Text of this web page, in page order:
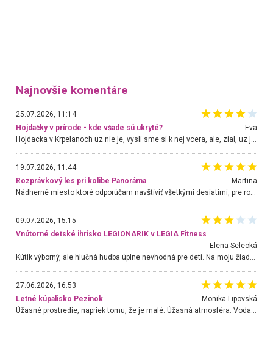
Najnovšie komentáre
25.07.2026, 11:14
Hojdačky v prírode - kde všade sú ukryté?
Eva
Hojdacka v Krpelanoch uz nie je, vysli sme si k nej vcera, ale, zial, uz je znicena. Ak sem planujete cestu len kvoli hojdacke, mozete si ju usetrit. Krasny vyhlad je tu vsak aj bez hojdacky :-)
19.07.2026, 11:44
Rozprávkový les pri kolibe Panoráma
Martina
Nádherné miesto ktoré odporúčam navštíviť všetkými desiatimi, pre rodiny s deťmi, dôchodcom... Proste a jednoducho ozaj rozprávkový les.. určite ešte prídeme. Odniesli sme si na pamiatku krásne tričká,
09.07.2026, 15:15
Vnútorné detské ihrisko LEGIONARIK v LEGIA Fitness
Elena Selecká
Kútik výborný, ale hlučná hudba úplne nevhodná pre deti. Na moju žiadosť o aspoň sušenie nereagovali.
27.06.2026, 16:53
Letné kúpalisko Pezinok
. Monika Lipovská